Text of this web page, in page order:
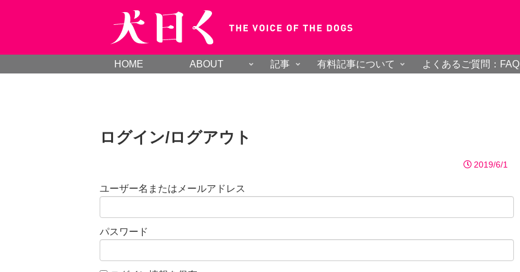
HOME ABOUT 記事 有料記事について よくあるご質問：FAQ
ログイン/ログアウト
2019/6/1
ユーザー名またはメールアドレス
パスワード